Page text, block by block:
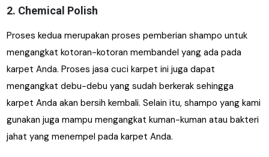
2. Chemical Polish
Proses kedua merupakan proses pemberian shampo untuk
mengangkat kotoran-kotoran membandel yang ada pada
karpet Anda. Proses jasa cuci karpet ini juga dapat
mengangkat debu-debu yang sudah berkerak sehingga
karpet Anda akan bersih kembali. Selain itu, shampo yang kami
gunakan juga mampu mengangkat kuman-kuman atau bakteri
jahat yang menempel pada karpet Anda.